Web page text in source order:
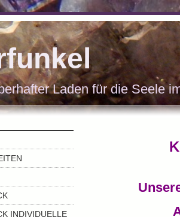
Laden für die Seele
INDIVIDUELLE